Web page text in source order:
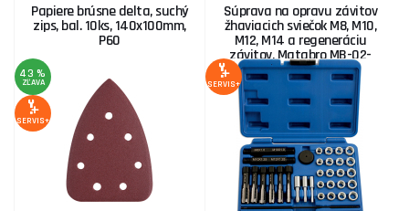
Papiere brúsne delta, suchý
zips, bal. 10ks, 140x100mm,
P60
43 %
ZĽAVA
SERVIS+
Súprava na opravu závitov
žhaviacich sviečok M8, M10,
M12, M14 a regeneráciu
závitov, Matabro MB-02-
13460
SERVIS+